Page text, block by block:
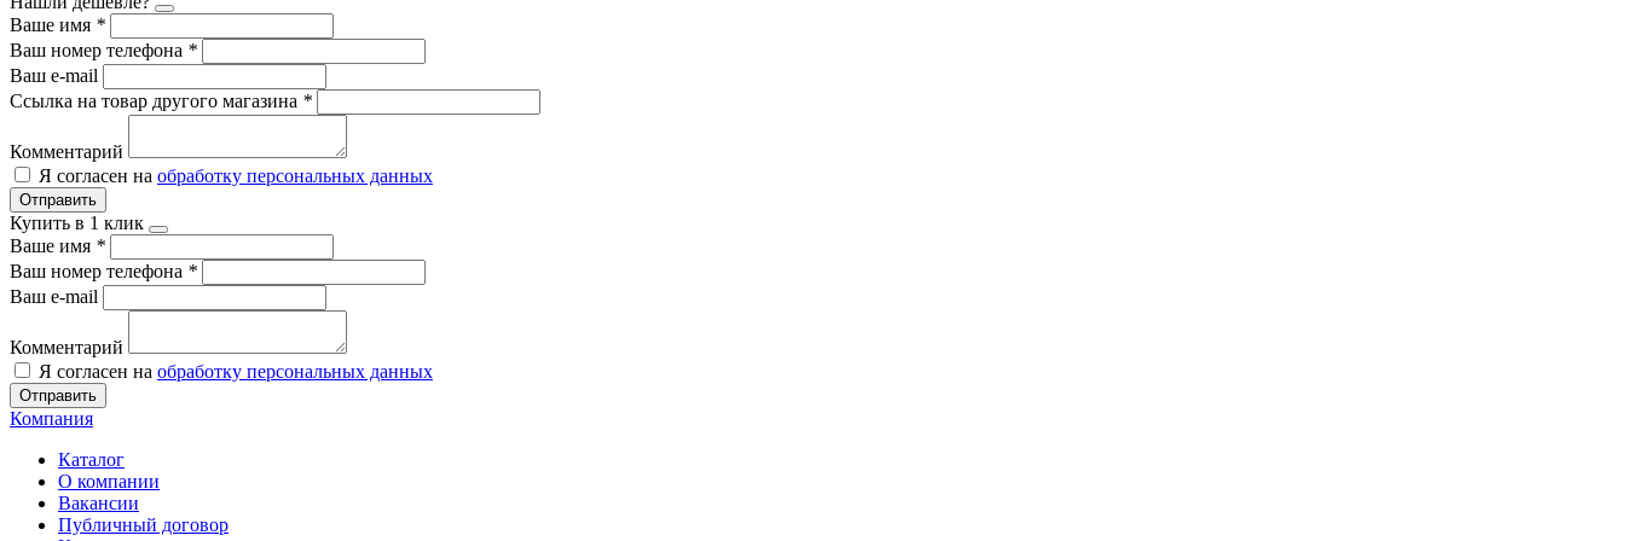
Ваше имя *
Ваш номер телефона *
Ваш e-mail
Ссылка на товар другого магазина *
Комментарий
Я согласен на обработку персональных данных
Отправить
Купить в 1 клик
Ваше имя *
Ваш номер телефона *
Ваш e-mail
Комментарий
Я согласен на обработку персональных данных
Отправить
Компания
Каталог
О компании
Вакансии
Публичный договор